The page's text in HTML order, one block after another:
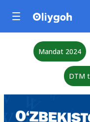
Mandat 2024
DTM